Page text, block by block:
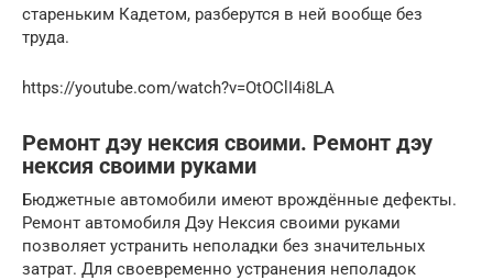
стареньким Кадетом, разберутся в ней вообще без
труда.
https://youtube.com/watch?v=OtOClI4i8LA
Ремонт дэу нексия своими. Ремонт дэу
нексия своими руками
Бюджетные автомобили имеют врождённые дефекты.
Ремонт автомобиля Дэу Нексия своими руками
позволяет устранить неполадки без значительных
затрат. Для своевременно устранения неполадок